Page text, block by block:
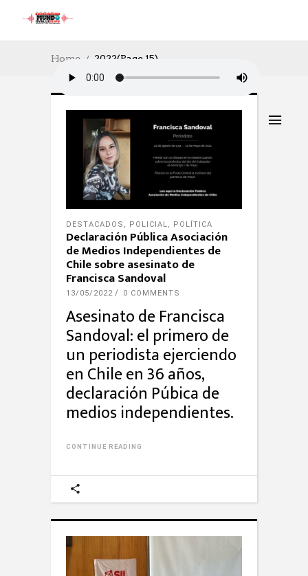
Home 2022(Page 15)
DESTACADOS , POLICIAL, POLÍTICA
Declaración Pública Asociación
de Medios Independientes de
Chile sobre asesinato de
Francisca Sandoval
13/05/2022 0 COMMENTS
Asesinato de Francisca
Sandoval: el primero de
un periodista ejerciendo
en Chile en 36 años,
declaración Púbica de
medios independientes.
CONTINUE READING